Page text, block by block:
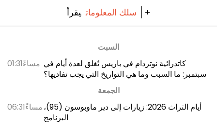
سلك المعلومات يقرأ +
السبت
01:31مساءً كاتدرائية نوتردام في باريس تُغلق لعدة أيام في
سبتمبر: ما السبب وما هي التواريخ التي يجب تفاديها؟
الجمعة
06:31مساءًأيام التراث 2026: زيارات إلى دير ماوبوسون (95)،
البرنامج